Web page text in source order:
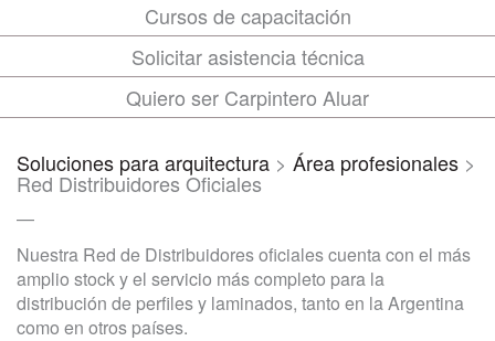
Cursos de capacitación
Solicitar asistencia técnica
Quiero ser Carpintero Aluar
Soluciones para arquitectura > Área profesionales >
Red Distribuidores Oficiales
—
Nuestra Red de Distribuidores oficiales cuenta con el más
amplio stock y el servicio más completo para la
distribución de perfiles y laminados, tanto en la Argentina
como en otros países.